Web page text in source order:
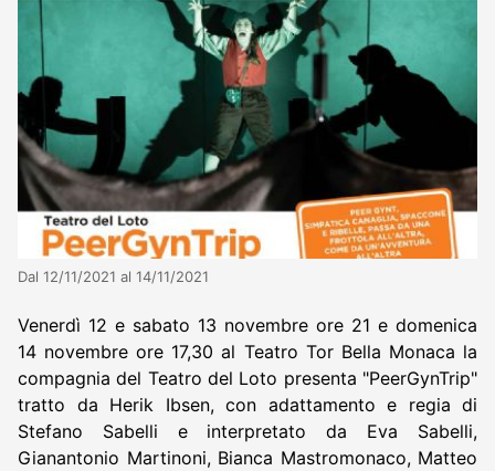
Dal 12/11/2021 al 14/11/2021
Venerdì 12 e sabato 13 novembre ore 21 e domenica
14 novembre ore 17,30 al Teatro Tor Bella Monaca la
compagnia del Teatro del Loto presenta "PeerGynTrip"
tratto da Herik Ibsen, con adattamento e regia di
Stefano Sabelli e interpretato da Eva Sabelli,
Gianantonio Martinoni, Bianca Mastromonaco, Matteo